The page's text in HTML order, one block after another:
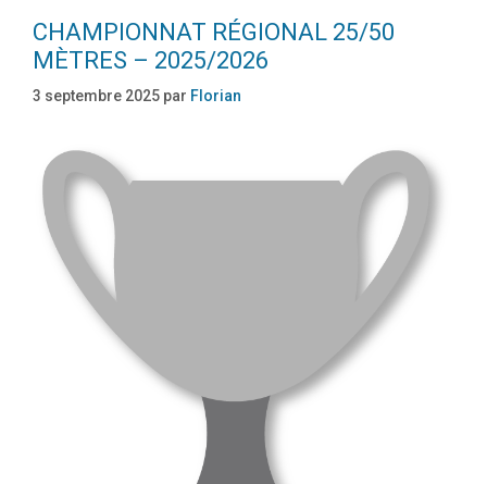
CHAMPIONNAT RÉGIONAL 25/50
MÈTRES – 2025/2026
3 septembre 2025 par Florian